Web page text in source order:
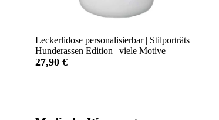
Leckerlidose personalisierbar | Stilporträts
Hunderassen Edition | viele Motive
27,90 €